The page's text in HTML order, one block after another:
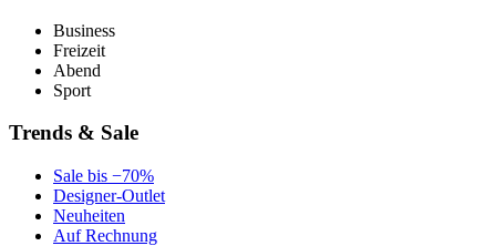
Business
Freizeit
Abend
Sport
Trends & Sale
Sale bis −70%
Designer-Outlet
Neuheiten
Auf Rechnung